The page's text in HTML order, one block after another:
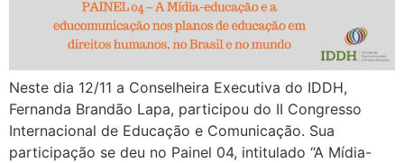
Neste dia 12/11 a Conselheira Executiva do IDDH,
Fernanda Brandão Lapa, participou do II Congresso
Internacional de Educação e Comunicação. Sua
participação se deu no Painel 04, intitulado “A Mídia-